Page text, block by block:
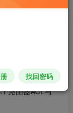
227
路由器ACL与
找回密码